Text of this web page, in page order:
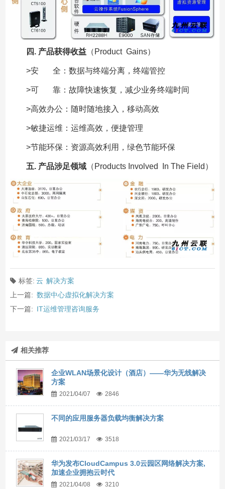
四. 产品获得收益（Product Gains）
>安 全：数据与终端分离，终端管控
>可 靠：故障快速恢复，减少业务终端时间
>高效办公：随时随地接入，移动高效
>敏捷运维：运维高效，便捷管理
>节能环保：资源高效利用，绿色节能环保
五. 产品涉足领域（Products Involved In The Field）
标签: 云 解决方案
上一篇: 数据中心虚拟化解决方案
下一篇: IT运维管理咨询服务
相关推荐
企业WLAN场景化设计（酒店）——华为无线解决
方案
2021/04/07 2846
不同的应用服务器负载均衡解决方案
2021/03/17 3518
华为发布CloudCampus 3.0云园区网络解决方案,
加速企业拥抱云时代
2021/04/08 3210